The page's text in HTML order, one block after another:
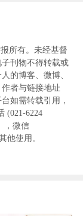
所有。未经基督
刊物不得转载或
的博客、微博、
者与链接地址
如需转载引用，
(021-6224
，微信
他使用。